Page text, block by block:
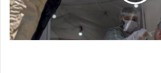
las
ciudades
más